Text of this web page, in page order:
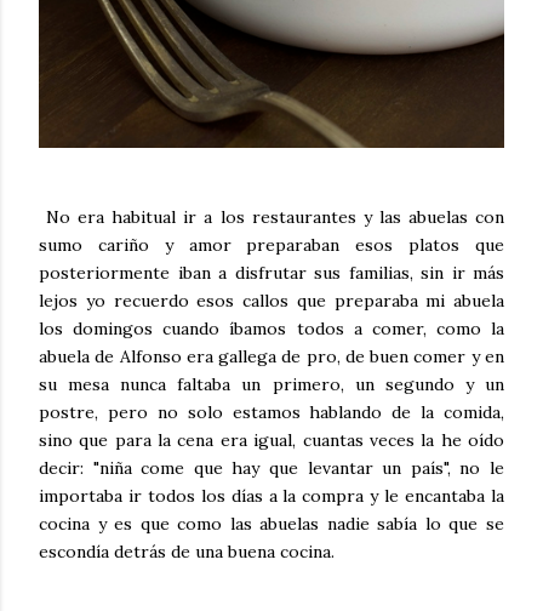
No era habitual ir a los restaurantes y las abuelas con
sumo cariño y amor preparaban esos platos que
posteriormente iban a disfrutar sus familias, sin ir más
lejos yo recuerdo esos callos que preparaba mi abuela
los domingos cuando íbamos todos a comer, como la
abuela de Alfonso era gallega de pro, de buen comer y en
su mesa nunca faltaba un primero, un segundo y un
postre, pero no solo estamos hablando de la comida,
sino que para la cena era igual, cuantas veces la he oído
decir: "niña come que hay que levantar un país", no le
importaba ir todos los días a la compra y le encantaba la
cocina y es que como las abuelas nadie sabía lo que se
escondía detrás de una buena cocina.